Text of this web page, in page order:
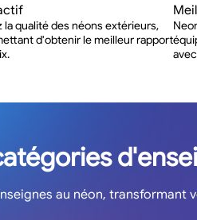
la qualité des néons extérieurs,
d'obtenir le meilleur rapport
au néon,